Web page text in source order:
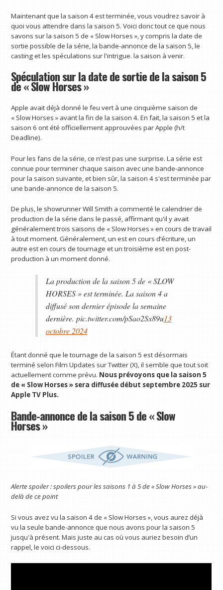
Maintenant que la saison 4 est terminée, vous voudrez savoir à
quoi vous attendre dans la saison 5. Voici donc tout ce que nous
savons sur la saison 5 de « Slow Horses », y compris la date de
sortie possible de la série, la bande-annonce de la saison 5, le
casting et les spéculations sur l'intrigue. la saison à venir.
Spéculation sur la date de sortie de la saison 5
de « Slow Horses »
Apple avait déjà donné le feu vert à une cinquième saison de
« Slow Horses » avant la fin de la saison 4. En fait, la saison 5 et la
saison 6 ont été officiellement approuvées par Apple (h/t
Deadline).
Pour les fans de la série, ce n’est pas une surprise. La série est
connue pour terminer chaque saison avec une bande-annonce
pour la saison suivante, et bien sûr, la saison 4 s'est terminée par
une bande-annonce de la saison 5.
De plus, le showrunner Will Smith a commenté le calendrier de
production de la série dans le passé, affirmant qu'il y avait
généralement trois saisons de « Slow Horses » en cours de travail
à tout moment. Généralement, un est en cours d’écriture, un
autre est en cours de tournage et un troisième est en post-
production à un moment donné.
La production de la saison 5 de « SLOW
HORSES » est terminée. La saison 4 a
diffusé son dernier épisode la semaine
dernière. pic.twitter.com/pSao2Sx89u13
octobre 2024
Étant donné que le tournage de la saison 5 est désormais
terminé selon Film Updates sur Twitter (X), il semble que tout soit
actuellement comme prévu. Nous prévoyons que la saison 5
de « Slow Horses » sera diffusée début septembre 2025 sur
Apple TV Plus.
Bande-annonce de la saison 5 de « Slow
Horses »
Alerte spoiler : spoilers pour les saisons 1 à 5 de « Slow Horses » au-
delà de ce point
Si vous avez vu la saison 4 de « Slow Horses », vous aurez déjà
vu la seule bande-annonce que nous avons pour la saison 5
jusqu'à présent. Mais juste au cas où vous auriez besoin d’un
rappel, le voici ci-dessous.